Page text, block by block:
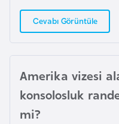
Cevabı Görüntüle
Amerika vizesi
konsolosluk
mi?
g
l
t
e